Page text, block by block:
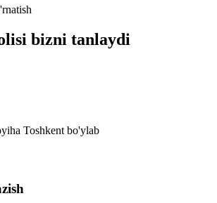
bizni tanlaydi
Toshkent bo'ylab